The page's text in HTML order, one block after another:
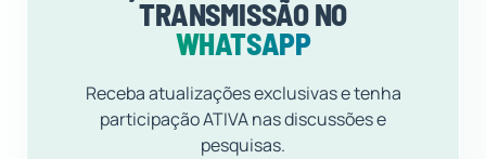
TRANSMISSÃO NO
WHATSAPP
Receba atualizações exclusivas e tenha
participação ATIVA nas discussões e
pesquisas.